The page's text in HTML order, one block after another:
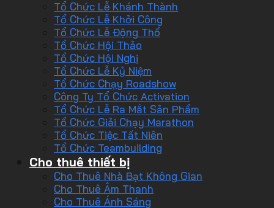
Tổ Chức Lễ Khánh Thành
Tổ Chức Lễ Khởi Công
Tổ Chức Lễ Động Thổ
Tổ Chức Hội Thảo
Tổ Chức Hội Nghị
Tổ Chức Lễ Kỷ Niệm
Tổ Chức Chạy Roadshow
Công Ty Tổ Chức Activation
Tổ Chức Lễ Ra Mắt Sản Phẩm
Tổ Chức Giải Chạy Marathon
Tổ Chức Tiệc Tất Niên
Tổ Chức Teambuilding
Cho thuê thiết bị
Cho Thuê Nhà Bạt Không Gian
Cho Thuê Âm Thanh
Cho Thuê Ánh Sáng